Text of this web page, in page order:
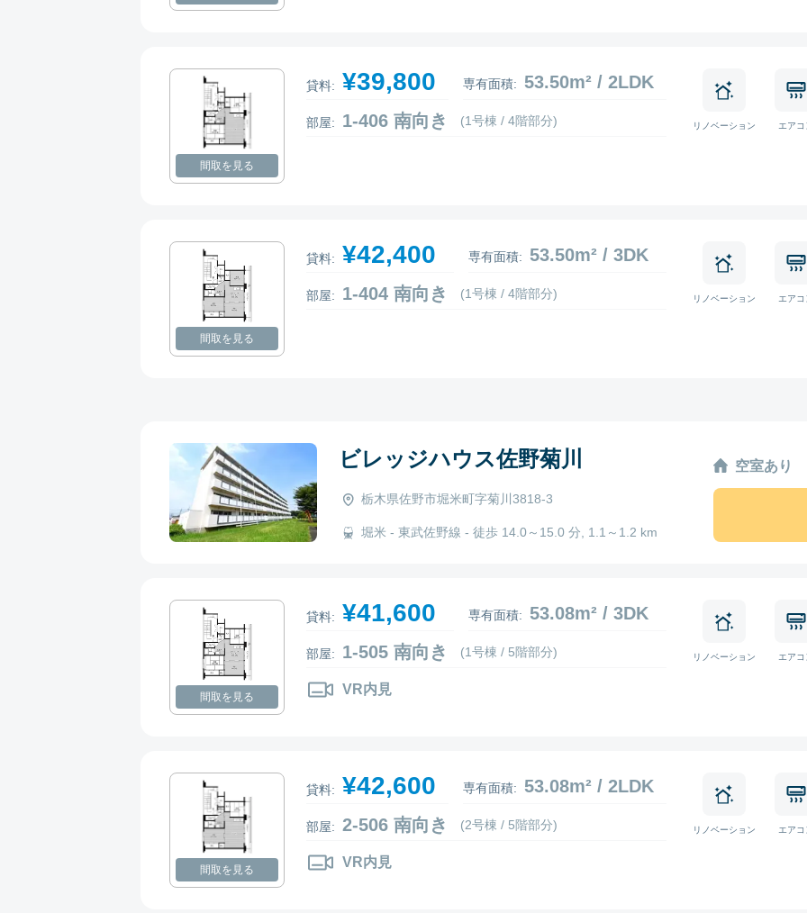
間取を見る
貸料: ¥39,800 専有面積: 53.50m² / 2LDK
部屋: 1-406 南向き (1号棟 / 4階部分) リノベーション エアコ
間取を見る
貸料: ¥42,400 専有面積: 53.50m² / 3DK
部屋: 1-404 南向き (1号棟 / 4階部分) リノベーション エアコ
ビレッジハウス佐野菊川
栃木県佐野市堀米町字菊川3818-3
堀米 - 東武佐野線 - 徒歩 14.0～15.0 分, 1.1～1.2 km
空室あり
間取を見る
貸料: ¥41,600 専有面積: 53.08m² / 3DK
部屋: 1-505 南向き (1号棟 / 5階部分)
VR内見
リノベーション エアコ
間取を見る
貸料: ¥42,600 専有面積: 53.08m² / 2LDK
部屋: 2-506 南向き (2号棟 / 5階部分)
VR内見
リノベーション エアコ